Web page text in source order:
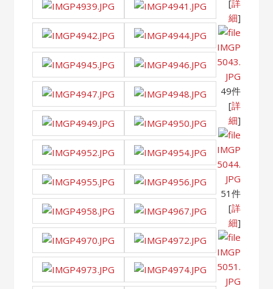
[詳
細]
IMGP
5043.
JPG
49件
[詳
細]
IMGP
5044.
JPG
51件
[詳
細]
IMGP
5051.
JPG